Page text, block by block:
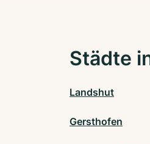
Städte
Landshut
Gersthofen